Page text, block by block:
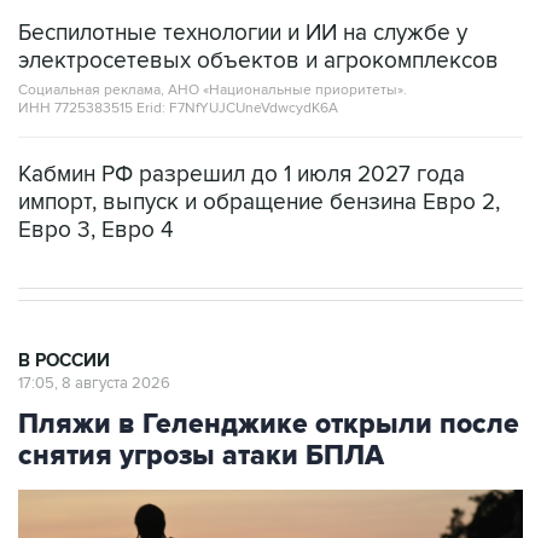
Беспилотные технологии и ИИ на службе у
электросетевых объектов и агрокомплексов
Социальная реклама, АНО «Национальные приоритеты».
ИНН 7725383515 Erid: F7NfYUJCUneVdwcydK6A
Кабмин РФ разрешил до 1 июля 2027 года
импорт, выпуск и обращение бензина Евро 2,
Евро 3, Евро 4
В РОССИИ
17:05, 8 августа 2026
Пляжи в Геленджике открыли после
снятия угрозы атаки БПЛА